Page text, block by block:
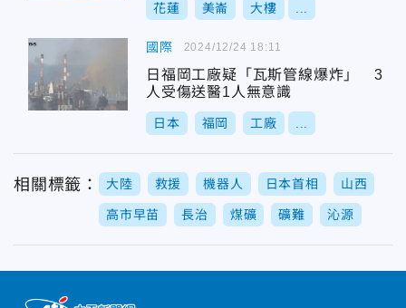
花蓮 美崙 大樓
國際
日福岡工廠疑「瓦斯管線爆炸」 3
人受傷送醫1人無意識
日本 福岡 工廠
2024/12/24 18:11
相關標籤： 大陸 救援 機器人 日本首相 山西
高市早苗 長治 煤礦 礦難 沁源